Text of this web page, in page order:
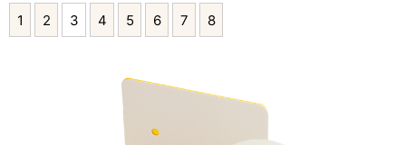
1 2 3 4 5 6 7 8